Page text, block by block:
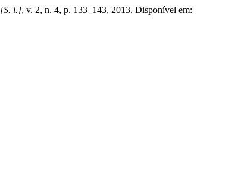
[S. l.], v. 2, n. 4, p. 133–143, 2013. Disponível em: